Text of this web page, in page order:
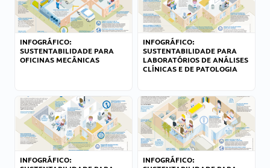
INFOGRÁFICO:
SUSTENTABILIDADE PARA
OFICINAS MECÂNICAS
INFOGRÁFICO:
SUSTENTABILIDADE PARA
LABORATÓRIOS DE ANÁLISES
CLÍNICAS E DE PATOLOGIA
INFOGRÁFICO:
INFOGRÁFICO: